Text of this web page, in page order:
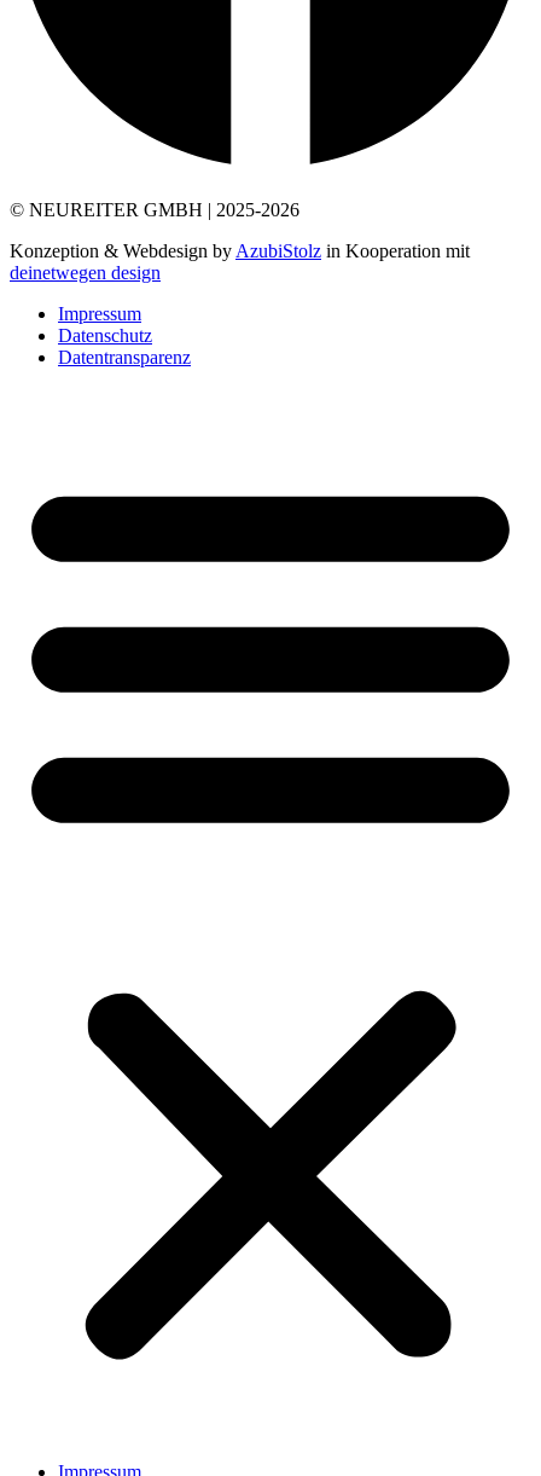
© NEUREITER GMBH | 2025-2026
Konzeption & Webdesign by AzubiStolz in Kooperation mit
deinetwegen design
Impressum
Datenschutz
Datentransparenz
Impressum